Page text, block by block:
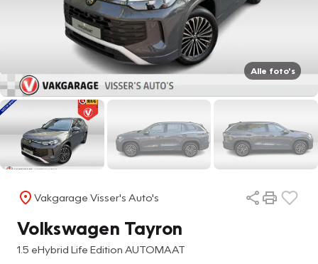
Alle foto's
Vakgarage Visser's Auto's
Volkswagen Tayron
1.5 eHybrid Life Edition AUTOMAAT